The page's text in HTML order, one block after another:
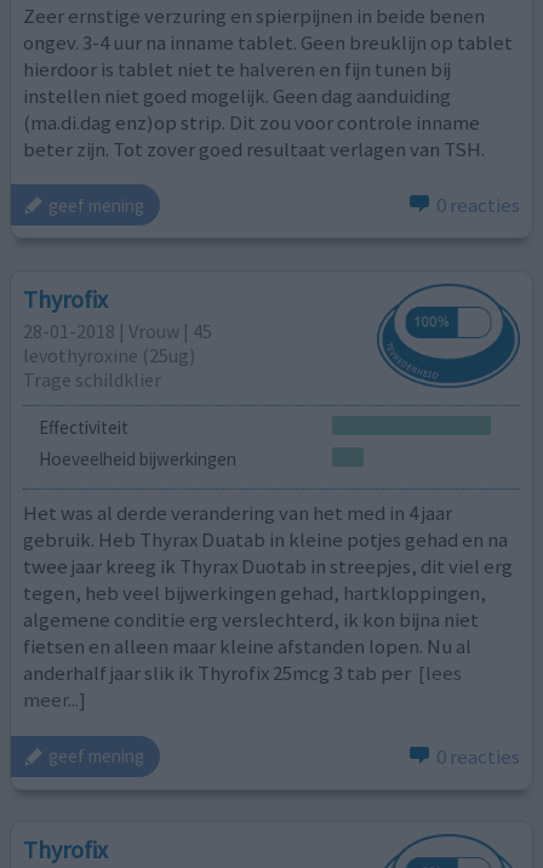
Zeer ernstige verzuring en spierpijnen in beide benen
ongev. 3-4 uur na inname tablet. Geen breuklijn op tablet
hierdoor is tablet niet te halveren en fijn tunen bij
instellen niet goed mogelijk. Geen dag aanduiding
(ma.di.dag enz)op strip. Dit zou voor controle inname
beter zijn. Tot zover goed resultaat verlagen van TSH.
geef mening 0 reacties
Thyrofix
28-01-2018 | Vrouw | 45
levothyroxine (25ug)
Trage schildklier
Effectiviteit
Hoeveelheid bijwerkingen
Het was al derde verandering van het med in 4 jaar
gebruik. Heb Thyrax Duatab in kleine potjes gehad en na
twee jaar kreeg ik Thyrax Duotab in streepjes, dit viel erg
tegen, heb veel bijwerkingen gehad, hartkloppingen,
algemene conditie erg verslechterd, ik kon bijna niet
fietsen en alleen maar kleine afstanden lopen. Nu al
anderhalf jaar slik ik Thyrofix 25mcg 3 tab per [lees
meer...]
geef mening 0 reacties
Thyrofix